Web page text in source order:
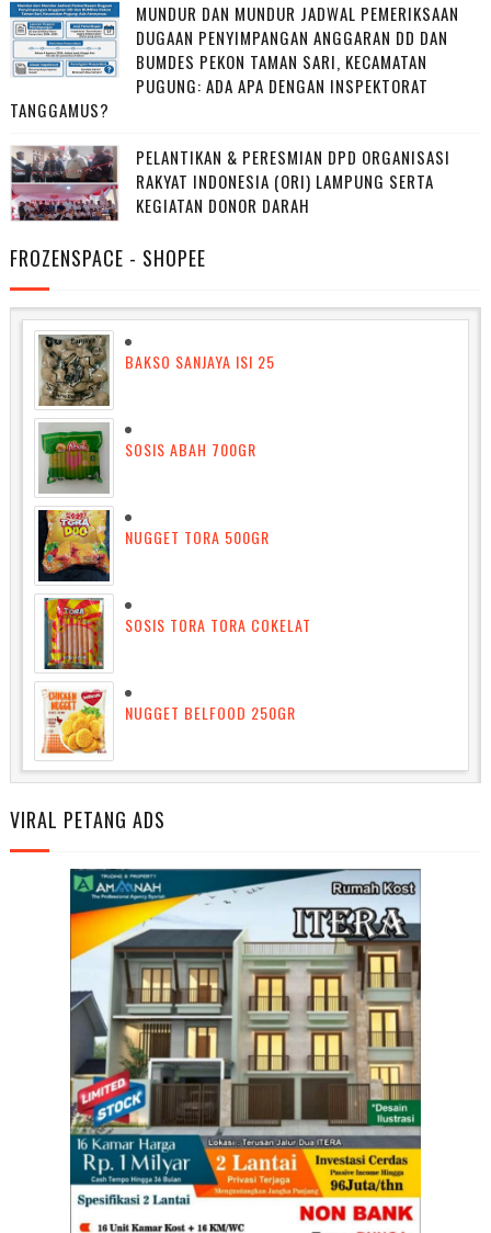
MUNDUR DAN MUNDUR JADWAL PEMERIKSAAN
DUGAAN PENYIMPANGAN ANGGARAN DD DAN
BUMDES PEKON TAMAN SARI, KECAMATAN
PUGUNG: ADA APA DENGAN INSPEKTORAT
TANGGAMUS?
PELANTIKAN & PERESMIAN DPD ORGANISASI
RAKYAT INDONESIA (ORI) LAMPUNG SERTA
KEGIATAN DONOR DARAH
FROZENSPACE - SHOPEE
BAKSO SANJAYA ISI 25
SOSIS ABAH 700GR
NUGGET TORA 500GR
SOSIS TORA TORA COKELAT
NUGGET BELFOOD 250GR
VIRAL PETANG ADS